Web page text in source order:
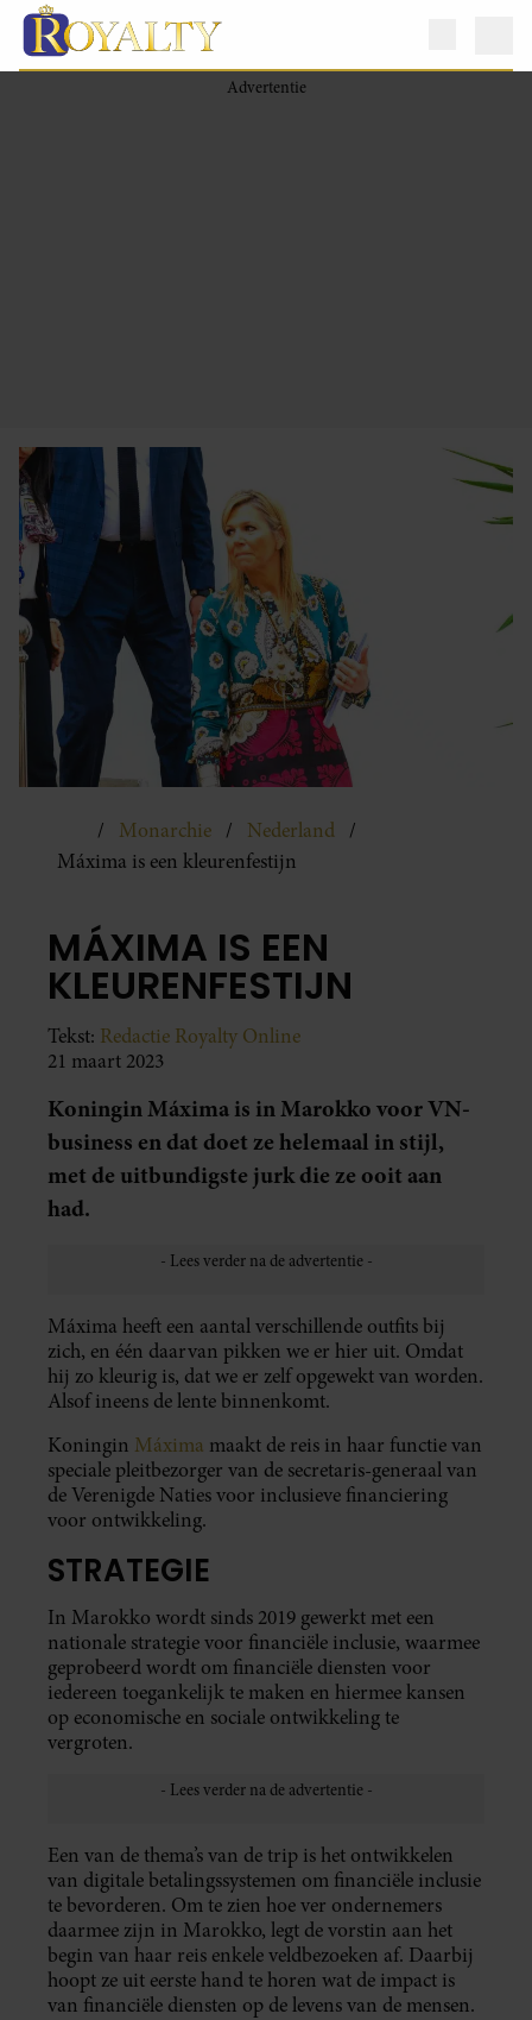
Monarchie
Nederland
Máxima is een kleurenfestijn
MÁXIMA IS EEN
KLEURENFESTIJN
Tekst: Redactie Royalty Online
21 maart 2023
Koningin Máxima is in Marokko voor VN-
business en dat doet ze helemaal in stijl,
met de uitbundigste jurk die ze ooit aan
had.
Máxima heeft een aantal verschillende outfits bij
zich, en één daarvan pikken we er hier uit. Omdat
hij zo kleurig is, dat we er zelf opgewekt van worden.
Alsof ineens de lente binnenkomt.
Koningin Máxima maakt de reis in haar functie van
speciale pleitbezorger van de secretaris-generaal van
de Verenigde Naties voor inclusieve financiering
voor ontwikkeling.
STRATEGIE
In Marokko wordt sinds 2019 gewerkt met een
nationale strategie voor financiële inclusie, waarmee
geprobeerd wordt om financiële diensten voor
iedereen toegankelijk te maken en hiermee kansen
op economische en sociale ontwikkeling te
vergroten.
Een van de thema’s van de trip is het ontwikkelen
van digitale betalingssystemen om financiële inclusie
te bevorderen. Om te zien hoe ver ondernemers
daarmee zijn in Marokko, legt de vorstin aan het
begin van haar reis enkele veldbezoeken af. Daarbij
hoopt ze uit eerste hand te horen wat de impact is
van financiële diensten op de levens van de mensen.